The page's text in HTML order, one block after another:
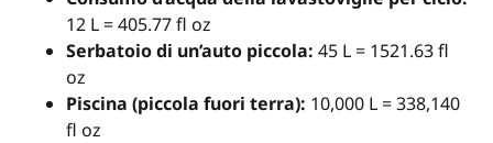
12 L = 405.77 fl oz
Serbatoio di un’auto piccola: 45 L = 1521.63 fl
oz
Piscina (piccola fuori terra): 10,000 L = 338,140
fl oz